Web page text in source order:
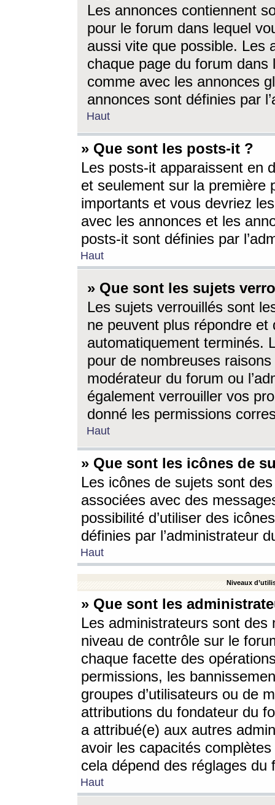
Les annonces contiennent
pour le forum dans lequel
aussi vite que possible. Les
chaque page du forum dans
comme avec les annonces
annonces sont définies par
Haut
» Que sont les posts-it ?
Les posts-it apparaissent en
et seulement sur la première
importants et vous devriez
avec les annonces et les
posts-it sont définies par
Haut
» Que sont les sujets
Les sujets verrouillés sont
ne peuvent plus répondre
automatiquement terminés.
pour de nombreuses
modérateur du forum ou
également verrouiller vos
donné les permissions
Haut
» Que sont les icônes de
Les icônes de sujets sont
associées avec des
possibilité d’utiliser des
définies par l’administrateur
Haut
Niveaux
» Que sont les
Les administrateurs sont
niveau de contrôle sur le
chaque facette des
permissions, les
groupes d’utilisateurs ou de
attributions du fondateur du
a attribué(e) aux autres
avoir les capacités
cela dépend des réglages du
Haut